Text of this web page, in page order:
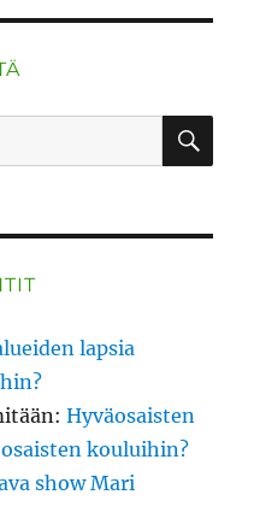
lapsia
:Hyväosaisten
kouluihin?
show Mari